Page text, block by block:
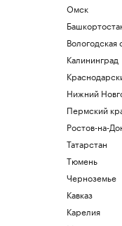
Омск
Вологодская
Калининград
Нижний
Пермский
Ростов-на-
Татарстан
Тюмень
Черноземье
Кавказ
Карелия